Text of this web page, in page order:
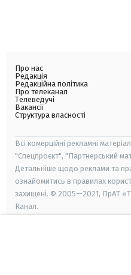
Про нас
Редакція
Редакційна політика
Про телеканал
Телеведучі
Вакансії
Структура власності
Всі комерційні рекламні
"Спецпроєкт", "Партнерський
Детальніше щодо реклами та
ознайомитись в правилах
захищені. © 2005—2021, ПрАТ
Канал.